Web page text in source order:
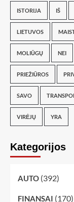
ISTORIJA IŠ
LIETUVOS
MOLIŪGŲ NEI
PRIEŽIŪROS
SAVO
VIRĖJŲ YRA
Kategorijos
AUTO (392)
FINANSAI (170)